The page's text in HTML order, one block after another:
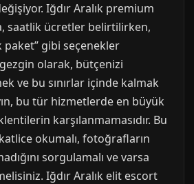
Iğdır Aralık premium
saatlik ücretler belirtilirken,
paket” gibi seçenekler
olarak, bütçenizi
ve bu sınırlar içinde kalmak
bu tür hizmetlerde en büyük
karşılanmamasıdır. Bu
okumalı, fotoğrafların
sorgulamalı ve varsa
Iğdır Aralık elit escort